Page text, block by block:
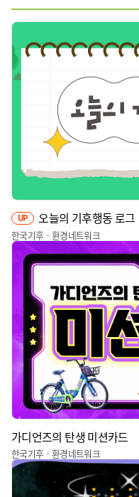
UP 오늘의 기후행동 로그
한국기후ㆍ환경네트워크
가디언즈의 탄생 미션카드
한국기후ㆍ환경네트워크